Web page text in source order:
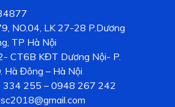
NO.04, LK 27-28 P.Dương
TP Hà Nội
CT6B KĐT Dương Nội- P.
Hà Đông – Hà Nội
334 255 – 0948 267 242